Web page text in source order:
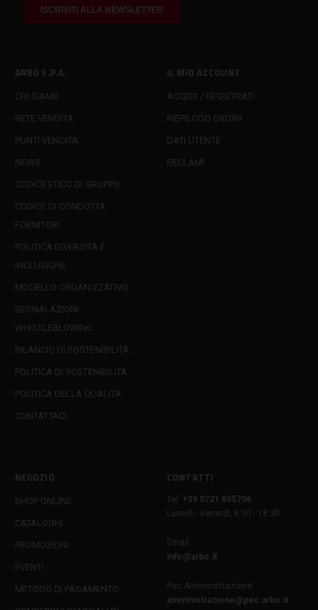
ARBO S.P.A.
CHI SIAMO
RETE VENDITA
PUNTI VENDITA
NEWS
CODICE ETICO DI GRUPPO
CODICE DI CONDOTTA
FORNITORI
POLITICA DIVERSITÀ E
INCLUSIONE
MODELLO ORGANIZZATIVO
SEGNALAZIONI
WHISTLEBLOWING
BILANCIO DI SOSTENIBILITÀ
POLITICA DI SOSTENIBILITÀ
POLITICA DELLA QUALITÀ
CONTATTACI
IL MIO ACCOUNT
ACCEDI / REGISTRATI
RIEPILOGO ORDINI
DATI UTENTE
RECLAMI
NEGOZIO
SHOP ONLINE
CATALOGHI
PROMOZIONI
EVENTI
METODO DI PAGAMENTO
CONTATTI
Tel:
+39 0721 855706
Lunedì - Venerdì, 8:30 - 18:30
Email:
info@arbo.it
Pec Amministrazione:
amministrazione@pec.arbo.it